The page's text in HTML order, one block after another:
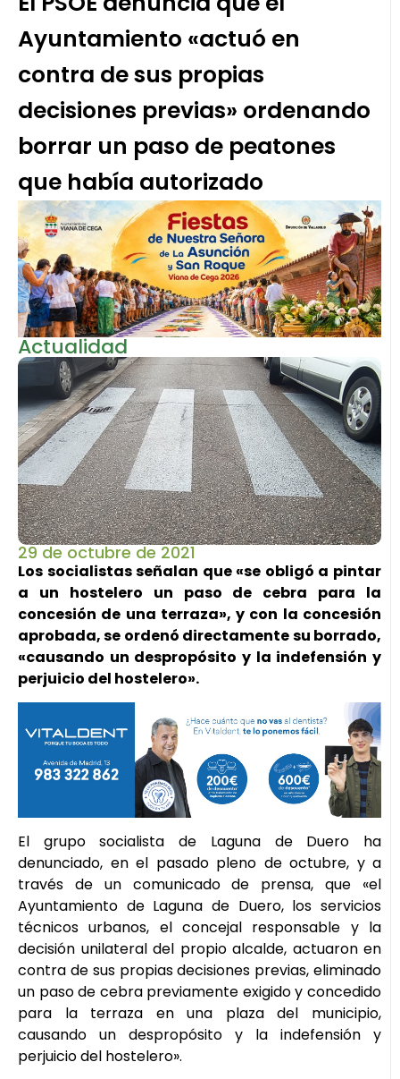
Ayuntamiento «actuó en
contra de sus propias
decisiones previas» ordenando
borrar un paso de peatones
que había autorizado
Actualidad
29 de octubre de 2021
Los socialistas señalan que «se obligó a pintar
a un hostelero un paso de cebra para la
concesión de una terraza», y con la concesión
aprobada, se ordenó directamente su borrado,
«causando un despropósito y la indefensión y
perjuicio del hostelero».
El grupo socialista de Laguna de Duero ha
denunciado, en el pasado pleno de octubre, y a
través de un comunicado de prensa, que «el
Ayuntamiento de Laguna de Duero, los servicios
técnicos urbanos, el concejal responsable y la
decisión unilateral del propio alcalde, actuaron en
contra de sus propias decisiones previas, eliminado
un paso de cebra previamente exigido y concedido
para la terraza en una plaza del municipio,
causando un despropósito y la indefensión y
perjuicio del hostelero».